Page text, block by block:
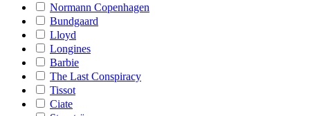
Normann Copenhagen
Bundgaard
Lloyd
Longines
Barbie
The Last Conspiracy
Tissot
Ciate